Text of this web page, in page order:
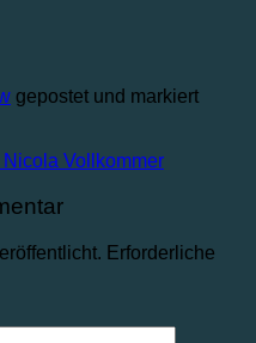
gepostet und markiert
Vollkommer
Erforderliche